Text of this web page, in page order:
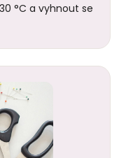
°C a vyhnout se